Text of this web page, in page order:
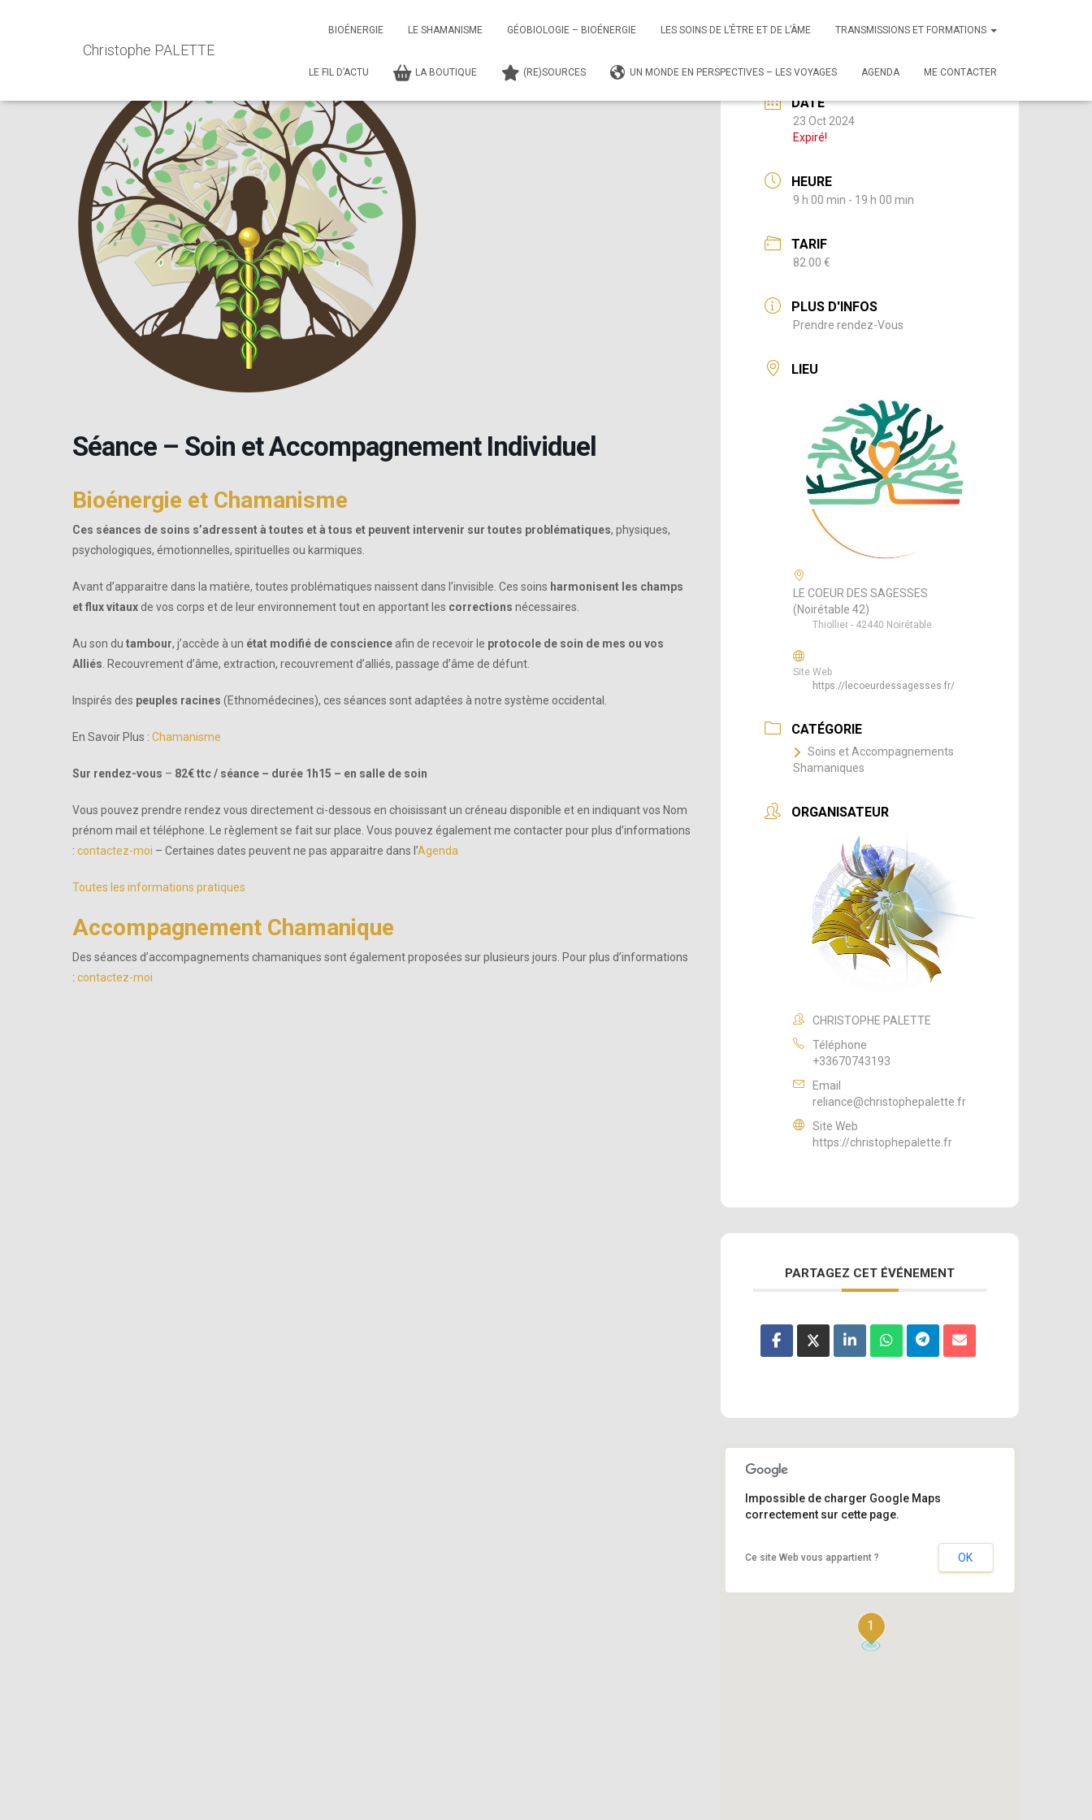
Christophe PALETTE
BIOÉNERGIE LE SHAMANISME GÉOBIOLOGIE – BIOÉNERGIE LES SOINS DE L’ÊTRE ET DE L’ÂME TRANSMISSIONS ET FORMATIONS
LE FIL D’ACTU LA BOUTIQUE (RE)SOURCES UN MONDE EN PERSPECTIVES – LES VOYAGES AGENDA ME CONTACTER
Séance – Soin et Accompagnement Individuel
Bioénergie et Chamanisme
Ces séances de soins s’adressent à toutes et à tous et peuvent intervenir sur toutes problématiques, physiques,
psychologiques, émotionnelles, spirituelles ou karmiques.
Avant d’apparaitre dans la matière, toutes problématiques naissent dans l’invisible. Ces soins harmonisent les champs
et flux vitaux de vos corps et de leur environnement tout en apportant les corrections nécessaires.
Au son du tambour, j’accède à un état modifié de conscience afin de recevoir le protocole de soin de mes ou vos
Alliés . Recouvrement d’âme, extraction, recouvrement d’alliés, passage d’âme de défunt.
Inspirés des peuples racines (Ethnomédecines), ces séances sont adaptées à notre système occidental.
En Savoir Plus : Chamanisme
Sur rendez-vous – 82€ ttc / séance – durée 1h15 – en salle de soin
Vous pouvez prendre rendez vous directement ci-dessous en choisissant un créneau disponible et en indiquant vos Nom
prénom mail et téléphone. Le règlement se fait sur place. Vous pouvez également me contacter pour plus d’informations
: contactez-moi – Certaines dates peuvent ne pas apparaitre dans l’Agenda
Toutes les informations pratiques
Accompagnement Chamanique
Des séances d’accompagnements chamaniques sont également proposées sur plusieurs jours. Pour plus d’informations
: contactez-moi
DATE
23 Oct 2024
Expiré!
HEURE
9 h 00 min - 19 h 00 min
TARIF
82.00 €
PLUS D'INFOS
Prendre rendez-Vous
LIEU
LE COEUR DES SAGESSES
(Noirétable 42)
Thiollier - 42440 Noirétable
Site Web
https://lecoeurdessagesses.fr/
CATÉGORIE
Soins et Accompagnements
Shamaniques
ORGANISATEUR
CHRISTOPHE PALETTE
Téléphone
+33670743193
Email
reliance@christophepalette.fr
Site Web
https://christophepalette.fr
PARTAGEZ CET ÉVÉNEMENT
1
Impossible de charger Google Maps
correctement sur cette page.
Ce site Web vous appartient ? OK